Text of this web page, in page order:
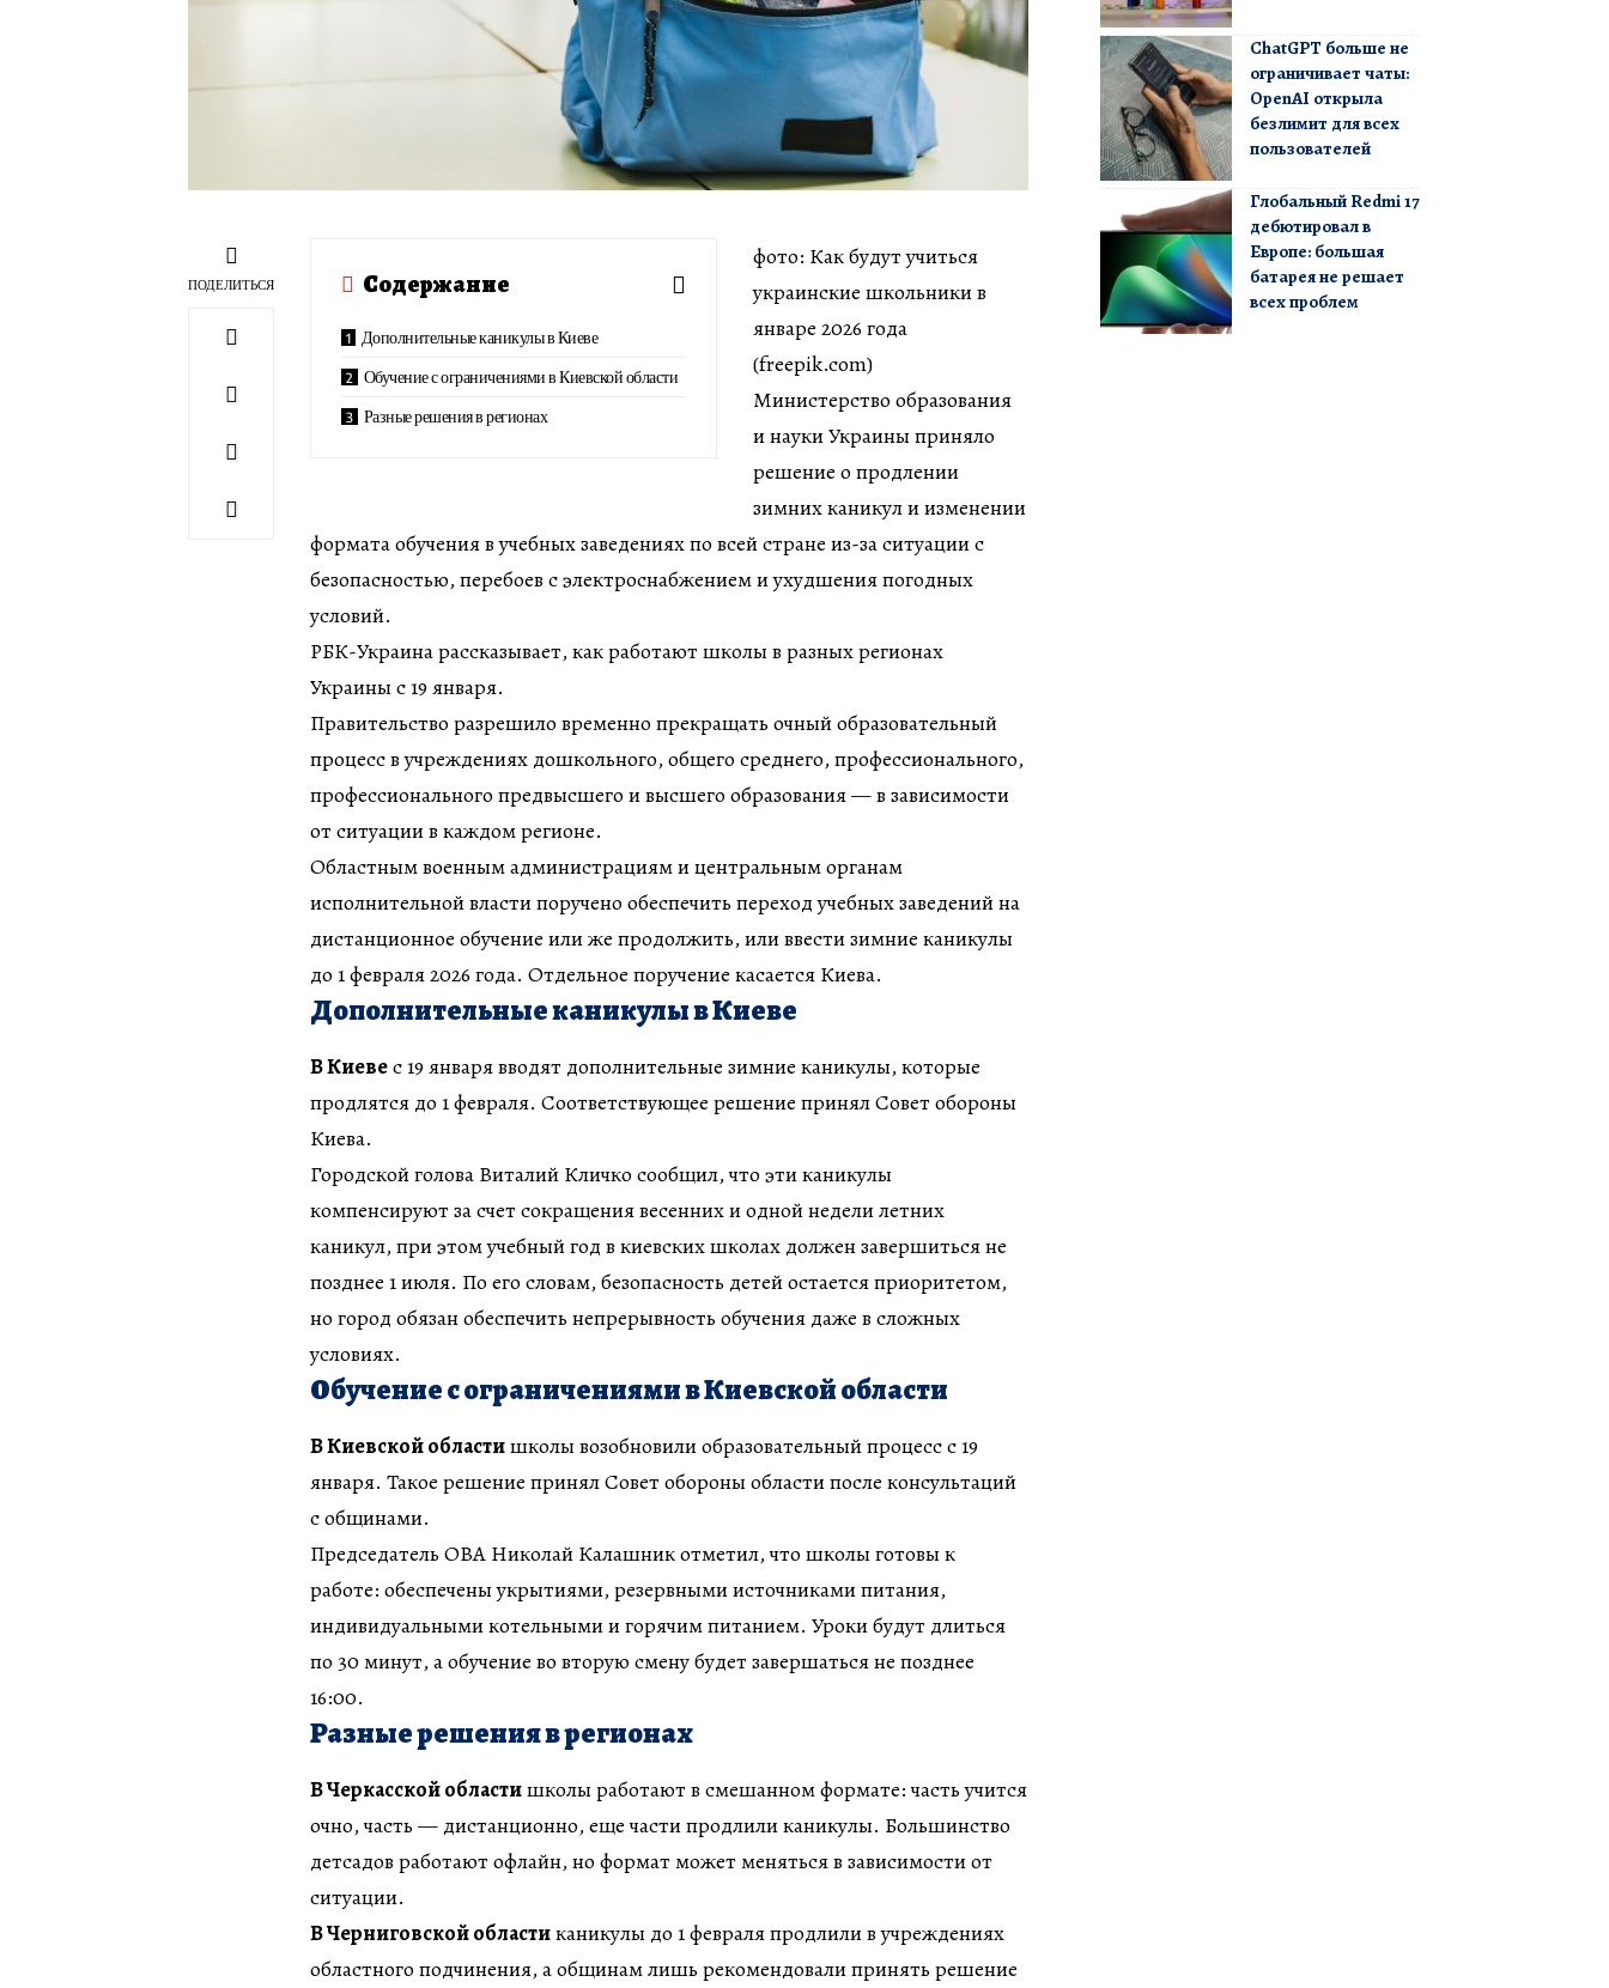
ПОДЕЛИТЬСЯ Содержание
Дополнительные каникулы в Киеве
Обучение с ограничениями в Киевской области
Разные решения в регионах
фото: Как будут учиться
украинские школьники в
январе 2026 года
(freepik.com)
Министерство образования
и науки Украины приняло
решение о продлении
зимних каникул и изменении
формата обучения в учебных заведениях по всей стране из-за ситуации с
безопасностью, перебоев с электроснабжением и ухудшения погодных
условий.
РБК-Украина рассказывает, как работают школы в разных регионах
Украины с 19 января.
Правительство разрешило временно прекращать очный образовательный
процесс в учреждениях дошкольного, общего среднего, профессионального,
профессионального предвысшего и высшего образования — в зависимости
от ситуации в каждом регионе.
Областным военным администрациям и центральным органам
исполнительной власти поручено обеспечить переход учебных заведений на
дистанционное обучение или же продолжить, или ввести зимние каникулы
до 1 февраля 2026 года. Отдельное поручение касается Киева.
Дополнительные каникулы в Киеве
В Киевес 19 января вводят дополнительные зимние каникулы, которые
продлятся до 1 февраля. Соответствующее решение принял Совет обороны
Киева.
Городской голова Виталий Кличко сообщил, что эти каникулы
компенсируют за счет сокращения весенних и одной недели летних
каникул, при этом учебный год в киевских школах должен завершиться не
позднее 1 июля. По его словам, безопасность детей остается приоритетом,
но город обязан обеспечить непрерывность обучения даже в сложных
условиях.
Обучение с ограничениями в Киевской области
В Киевской областишколы возобновили образовательный процесс с 19
января. Такое решение принял Совет обороны области после консультаций
с общинами.
Председатель ОВА Николай Калашник отметил, что школы готовы к
работе: обеспечены укрытиями, резервными источниками питания,
индивидуальными котельными и горячим питанием. Уроки будут длиться
по 30 минут, а обучение во вторую смену будет завершаться не позднее
16:00.
Разные решения в регионах
В Черкасской областишколы работают в смешанном формате: часть учится
очно, часть — дистанционно, еще части продлили каникулы. Большинство
детсадов работают офлайн, но формат может меняться в зависимости от
ситуации.
В Черниговской областиканикулы до 1 февраля продлили в учреждениях
областного подчинения, а общинам лишь рекомендовали принять решение
ChatGPT больше не
ограничивает чаты:
OpenAI открыла
безлимит для всех
пользователей
Глобальный Redmi 17
дебютировал в
Европе: большая
батарея не решает
всех проблем